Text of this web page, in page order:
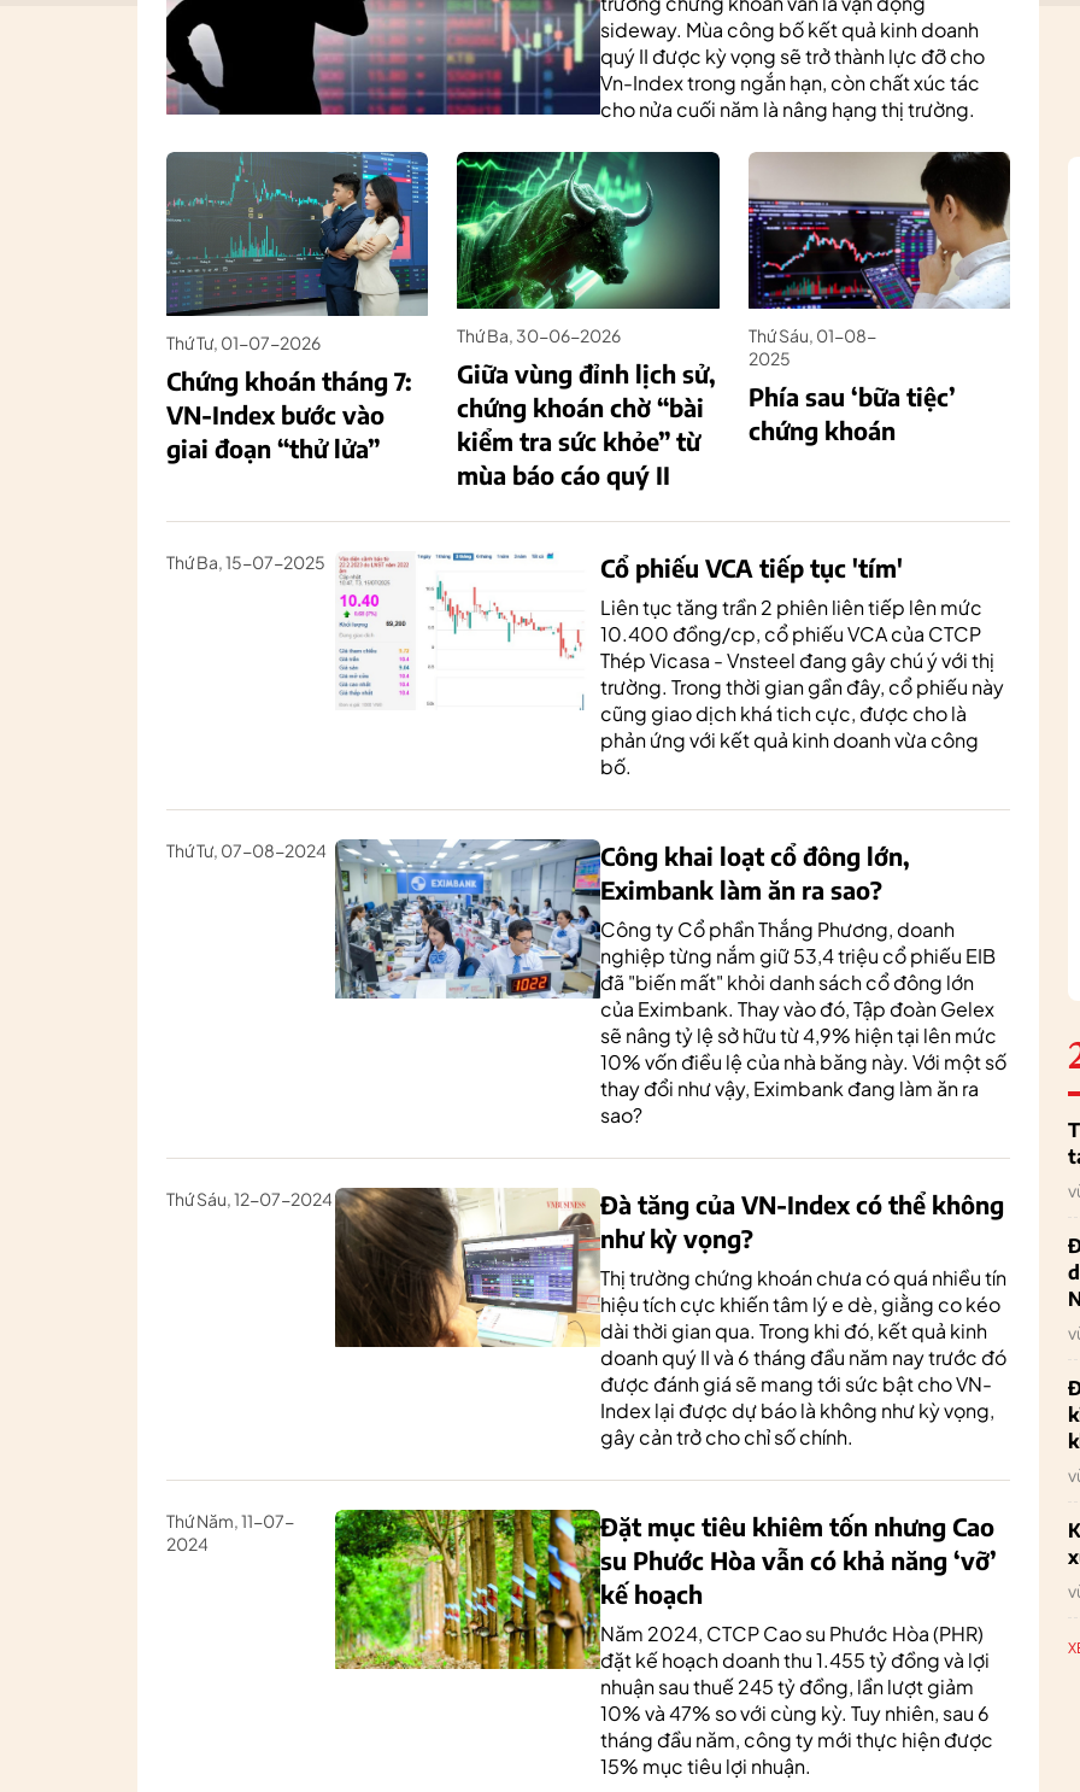
sideway. Mùa công bố kết quả kinh doanh
quý II được kỳ vọng sẽ trở thành lực đỡ cho
Vn-Index trong ngắn hạn, còn chất xúc tác
cho nửa cuối năm là nâng hạng thị trường.
Thứ Tư, 01-07-2026
Chứng khoán tháng 7:
VN-Index bước vào
giai đoạn “thử lửa”
Thứ Ba, 30-06-2026
Giữa vùng đỉnh lịch sử,
chứng khoán chờ “bài
kiểm tra sức khỏe” từ
mùa báo cáo quý II
Thứ Sáu, 01-08-
2025
Phía sau ‘bữa tiệc’
chứng khoán
Thứ Ba, 15-07-2025 Cổ phiếu VCA tiếp tục 'tím'
Liên tục tăng trần 2 phiên liên tiếp lên mức
10.400 đồng/cp, cổ phiếu VCA của CTCP
Thép Vicasa - Vnsteel đang gây chú ý với thị
trường. Trong thời gian gần đây, cổ phiếu này
cũng giao dịch khá tich cực, được cho là
phản ứng với kết quả kinh doanh vừa công
bố.
Thứ Tư, 07-08-2024
Công khai loạt cổ đông lớn,
Eximbank làm ăn ra sao?
Công ty Cổ phần Thắng Phương, doanh
nghiệp từng nắm giữ 53,4 triệu cổ phiếu EIB
đã "biến mất" khỏi danh sách cổ đông lớn
của Eximbank. Thay vào đó, Tập đoàn Gelex
sẽ nâng tỷ lệ sở hữu từ 4,9% hiện tại lên mức
10% vốn điều lệ của nhà băng này. Với một số
thay đổi như vậy, Eximbank đang làm ăn ra
sao?
Thứ Sáu, 12-07-2024
Đà tăng của VN-Index có thể không
như kỳ vọng?
Thị trường chứng khoán chưa có quá nhiều tín
hiệu tích cực khiến tâm lý e dè, giằng co kéo
dài thời gian qua. Trong khi đó, kết quả kinh
doanh quý II và 6 tháng đầu năm nay trước đó
được đánh giá sẽ mang tới sức bật cho VN-
Index lại được dự báo là không như kỳ vọng,
gây cản trở cho chỉ số chính.
Thứ Năm, 11-07-
2024
Đặt mục tiêu khiêm tốn nhưng Cao
su Phước Hòa vẫn có khả năng ‘vỡ’
kế hoạch
Năm 2024, CTCP Cao su Phước Hòa (PHR)
đặt kế hoạch doanh thu 1.455 tỷ đồng và lợi
nhuận sau thuế 245 tỷ đồng, lần lượt giảm
10% và 47% so với cùng kỳ. Tuy nhiên, sau 6
tháng đầu năm, công ty mới thực hiện được
15% mục tiêu lợi nhuận.